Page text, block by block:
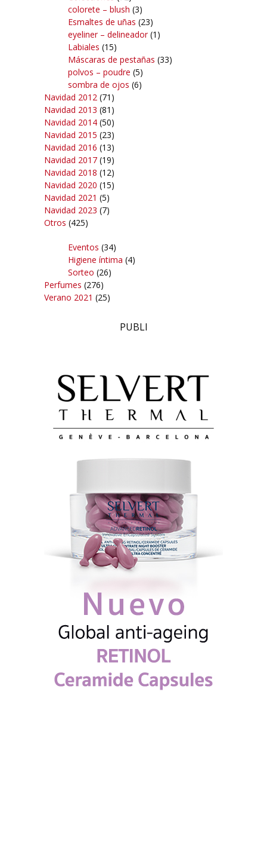
colorete – blush (3)
Esmaltes de uñas (23)
eyeliner – delineador(1)
Labiales (15)
Máscaras de pestañas (33)
polvos – poudre (5)
sombra de ojos (6)
Navidad 2012 (71)
Navidad 2013 (81)
Navidad 2014 (50)
Navidad 2015 (23)
Navidad 2016 (13)
Navidad 2017 (19)
Navidad 2018 (12)
Navidad 2020 (15)
Navidad 2021 (5)
Navidad 2023 (7)
Otros (425)
Eventos (34)
Higiene íntima (4)
Sorteo (26)
Perfumes (276)
Verano 2021 (25)
PUBLI